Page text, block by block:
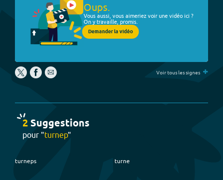
Oups.
Vous aussi, vous aimeriez voir une vidéo ici ?
On y travaille, promis.
Demander la vidéo
Voir tous les signes +
2Suggestions
pour "turnep"
turneps turne